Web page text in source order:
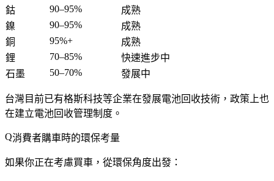
鈷
90–95%
成熟
鎳
90–95%
成熟
銅
95%+
成熟
鋰
70–85%
快速進步中
石墨
50–70% 發展中
台灣目前已有格斯科技等企業在發展電池回收技術，政策上也
在建立電池回收管理制度。
消費者購車時的環保考量
如果你正在考慮買車，從環保角度出發：